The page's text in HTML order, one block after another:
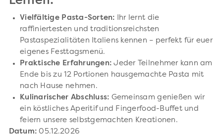
Vielfältige Pasta-Sorten: Ihr lernt die
raffiniertesten und traditionsreichsten
Pastaspezialitäten Italiens kennen – perfekt für euer
eigenes Festtagsmenü.
Praktische Erfahrungen: Jeder Teilnehmer kann am
Ende bis zu 12 Portionen hausgemachte Pasta mit
nach Hause nehmen.
Kulinarischer Abschluss: Gemeinsam genießen wir
ein köstliches Aperitif und Fingerfood-Buffet und
feiern unsere selbstgemachten Kreationen.
Datum: 05.12.2026